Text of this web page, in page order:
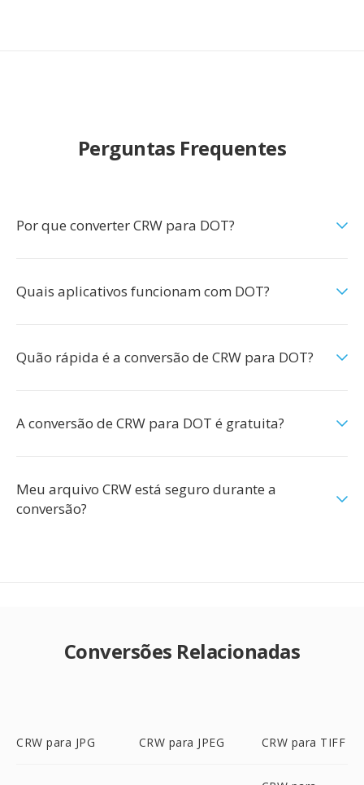
Perguntas Frequentes
Por que converter CRW para DOT?
Quais aplicativos funcionam com DOT?
Quão rápida é a conversão de CRW para DOT?
A conversão de CRW para DOT é gratuita?
Meu arquivo CRW está seguro durante a
conversão?
Conversões Relacionadas
CRW para JPG CRW para JPEG CRW para TIFF